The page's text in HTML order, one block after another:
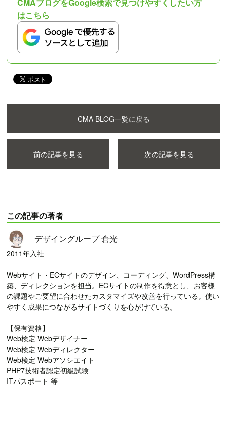
CMAブログをGoogle検索で見つけやすくしたい方
はこちら
前の記事を見る
CMA BLOG一覧に戻る
次の記事を見る
この記事の著者
デザイングループ 倉光
2011年入社
Webサイト・ECサイトのデザイン、コーディング、WordPress構
築、ディレクションを担当。ECサイトの制作を得意とし、お客様
の課題やご要望に合わせたカスタマイズや改善を行っている。使い
やすく成果につながるサイトづくりを心がけている。
【保有資格】
Web検定 Webデザイナー
Web検定 Webディレクター
Web検定 Webアソシエイト
PHP7技術者認定初級試験
ITパスポート 等